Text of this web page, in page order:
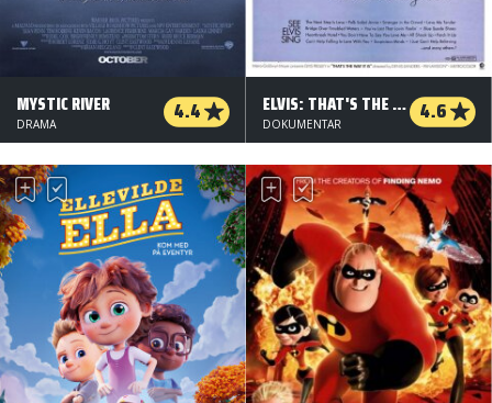
MYSTIC RIVER 4.4
DRAMA
ELVIS: THAT'S THE WAY IT IS 4.6
DOKUMENTAR